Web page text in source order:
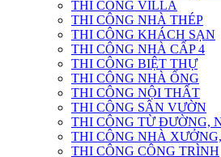
THI CÔNG VILLA
THI CÔNG NHÀ THÉP
THI CÔNG KHÁCH SẠN
THI CÔNG NHÀ CẤP 4
THI CÔNG BIỆT THỰ
THI CÔNG NHÀ ỐNG
THI CÔNG NỘI THẤT
THI CÔNG SÂN VƯỜN
THI CÔNG TỪ ĐƯỜNG,
THI CÔNG NHÀ
THI CÔNG CÔNG TRÌNH